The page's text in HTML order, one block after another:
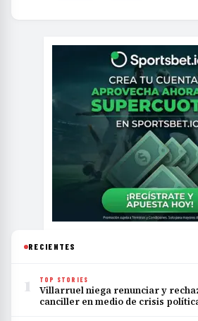
RECIENTES
1 TOP STORIES
Villarruel niega renunciar y
canciller en medio de crisis